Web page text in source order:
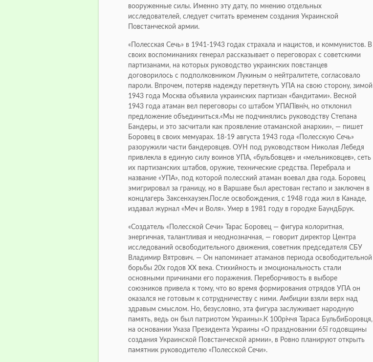
вооруженные силы. Именно эту дату, по мнению отдельных
исследователей, следует считать временем создания Украинской
Повстанческой армии.
«Полесская Сечь» в 1941-1943 годах страхала и нацистов, и коммунистов. В
своих воспоминаниях генерал рассказывает о переговорах с советскими
партизанами, на которых руководство украинских повстанцев
договорилось с подполковником Лукиным о нейтралитете, согласовало
пароли. Впрочем, потеряв надежду перетянуть УПА на свою сторону, зимой
1943 года Москва объявила украинских партизан «бандитами». Весной
1943 года атаман вел переговоры со штабом УПАПівніч, но отклонил
предложение объединиться.«Мы не подчинялись руководству Степана
Бандеры, и это засчитали как проявление отаманской анархии», — пишет
Боровец в своих мемуарах. 18-19 августа 1943 года «Полесскую Сечь»
разоружили части бандеровцев. ОУН под руководством Николая Лебедя
привлекла в единую силу воинов УПА, «бульбовцев» и «мельниковцев», сеть
их партизанских штабов, оружие, технические средства. Перебрала и
название «УПА», под которой полесский атаман воевал два года. Боровец
эмигрировал за границу, но в Варшаве был арестован гестапо и заключен в
концлагерь Заксенхаузен.После освобождения, с 1948 года жил в Канаде,
издавал журнал «Меч и Воля». Умер в 1981 году в городке БаундБрук.
«Создатель «Полесской Сечи» Тарас Боровец — фигура колоритная,
энергичная, талантливая и неоднозначная, — говорит директор Центра
исследований освободительного движения, советник председателя СБУ
Владимир Вятрович. — Он напоминает атаманов периода освободительной
борьбы 20х годов ХХ века. Стихийность и эмоциональность стали
основными причинами его поражения. Переборчивость в выборе
союзников привела к тому, что во время формирования отрядов УПА он
оказался не готовым к сотрудничеству с ними. Амбиции взяли верх над
здравым смыслом. Но, безусловно, эта фигура заслуживает народную
память, ведь он был патриотом Украины».К 100річчя Тараса БульбиБоровця,
на основании Указа Президента Украины «О праздновании 65ї годовщины
создания Украинской Повстанческой армии», в Ровно планируют открыть
памятник руководителю «Полесской Сечи».